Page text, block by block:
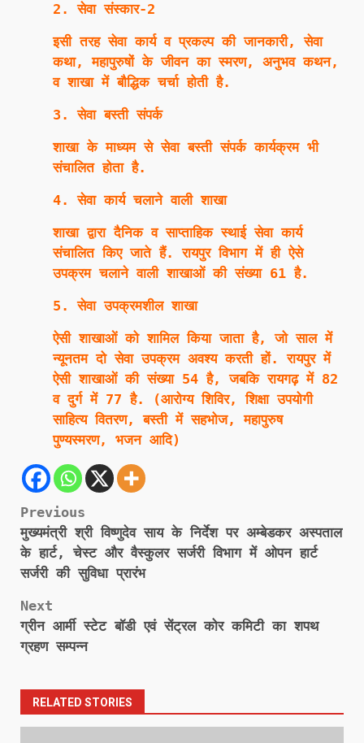
2. सेवा संस्कार-2
इसी तरह सेवा कार्य व प्रकल्प की जानकारी, सेवा
कथा, महापुरुषों के जीवन का स्मरण, अनुभव कथन,
व शाखा में बौद्धिक चर्चा होती है.
3. सेवा बस्ती संपर्क
शाखा के माध्यम से सेवा बस्ती संपर्क कार्यक्रम भी
संचालित होता है.
4. सेवा कार्य चलाने वाली शाखा
शाखा द्वारा दैनिक व साप्ताहिक स्थाई सेवा कार्य
संचालित किए जाते हैं. रायपुर विभाग में ही ऐसे
उपक्रम चलाने वाली शाखाओं की संख्या 61 है.
5. सेवा उपक्रमशील शाखा
ऐसी शाखाओं को शामिल किया जाता है, जो साल में
न्यूनतम दो सेवा उपक्रम अवश्य करती हों. रायपुर में
ऐसी शाखाओं की संख्या 54 है, जबकि रायगढ़ में 82
व दुर्ग में 77 है. (आरोग्य शिविर, शिक्षा उपयोगी
साहित्य वितरण, बस्ती में सहभोज, महापुरुष
पुण्यस्मरण, भजन आदि)
Post
navigation
Previous
मुख्यमंत्री श्री विष्णुदेव साय के निर्देश पर अम्बेडकर अस्पताल
के हार्ट, चेस्ट और वैस्कुलर सर्जरी विभाग में ओपन हार्ट
सर्जरी की सुविधा प्रारंभ
Next
ग्रीन आर्मी स्टेट बॉडी एवं सेंट्रल कोर कमिटी का शपथ
ग्रहण सम्पन्न
RELATED STORIES